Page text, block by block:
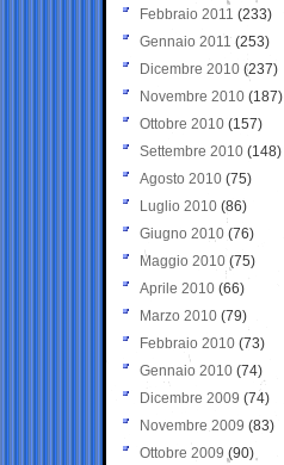
Febbraio 2011 (233)
Gennaio 2011 (253)
Dicembre 2010 (237)
Novembre 2010 (187)
Ottobre 2010 (157)
Settembre 2010 (148)
Agosto 2010 (75)
Luglio 2010 (86)
Giugno 2010 (76)
Maggio 2010 (75)
Aprile 2010 (66)
Marzo 2010 (79)
Febbraio 2010 (73)
Gennaio 2010 (74)
Dicembre 2009 (74)
Novembre 2009 (83)
Ottobre 2009 (90)